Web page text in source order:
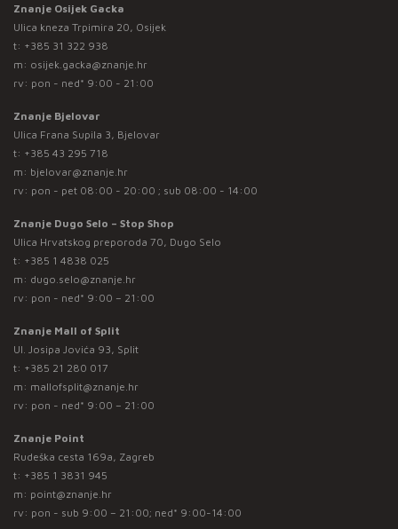
Znanje Osijek Gacka
Ulica kneza Trpimira 20, Osijek
t: +385 31 322 938
m: osijek.gacka@znanje.hr
rv: pon - ned* 9:00 - 21:00
Znanje Bjelovar
Ulica Frana Supila 3, Bjelovar
t: +385 43 295 718
m: bjelovar@znanje.hr
rv: pon - pet 08:00 - 20:00 ; sub 08:00 - 14:00
Znanje Dugo Selo – Stop Shop
Ulica Hrvatskog preporoda 70, Dugo Selo
t: +385 1 4838 025
m: dugo.selo@znanje.hr
rv: pon - ned* 9:00 – 21:00
Znanje Mall of Split
Ul. Josipa Jovića 93, Split
t: +385 21 280 017
m: mallofsplit@znanje.hr
rv: pon - ned* 9:00 – 21:00
Znanje Point
Rudeška cesta 169a, Zagreb
t: +385 1 3831 945
m: point@znanje.hr
rv: pon - sub 9:00 – 21:00; ned* 9:00-14:00